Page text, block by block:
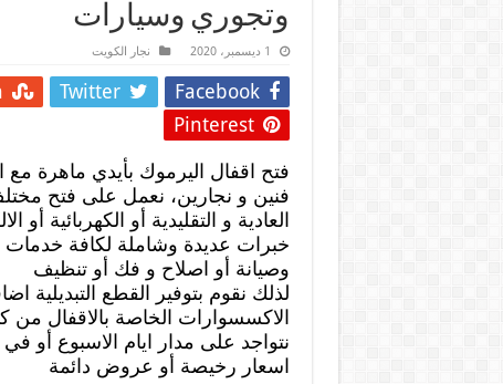
وتجوري وسيارات
1 ديسمبر، 2020 نجار الكويت
Facebook
Twitter
Pinterest
فتح اقفال اليرموك بأيدي ماهرة
فنين و نجارين، نعمل على فتح
العادية و التقليدية أو الكهربائية أو
خبرات عديدة وشاملة لكافة خدمات
وصيانة أو اصلاح و فك أو تنظيف
لذلك نقوم بتوفير القطع التبديلية
الاكسسوارات الخاصة بالاقفال من
نتواجد على مدار ايام الاسبوع أو
اسعار رخيصة أو عروض دائمة